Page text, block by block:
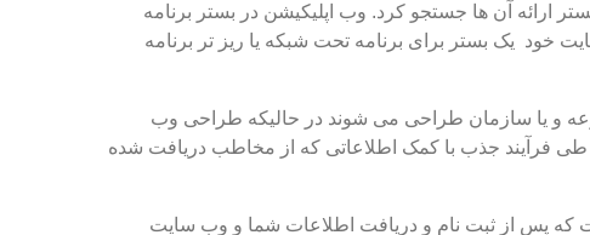
ارائه آن ها جستجو کرد. وب اپلیکیشن در بستر برنامه
خود یک بستر برای برنامه تحت شبکه یا ریز تر برنامه
و یا سازمان طراحی می شوند در حالیکه طراحی وب
فرآیند جذب با کمک اطلاعاتی که از مخاطب دریافت شده
پس از ثبت نام و دریافت اطلاعات شما و وب سایت